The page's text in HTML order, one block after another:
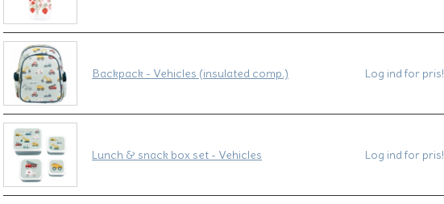
Backpack - Vehicles (insulated comp.) Log ind for pris!
Lunch & snack box set - Vehicles Log ind for pris!